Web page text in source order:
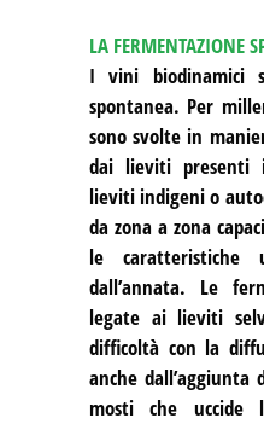
LA FERMENTAZIONE
I vini biodinamici
spontanea. Per
sono svolte in
dai lieviti presenti
lieviti indigeni o
da zona a zona
le
dall’annata. Le
legate ai lieviti
difficoltà con la
anche dall’aggiunta
mosti che uccide